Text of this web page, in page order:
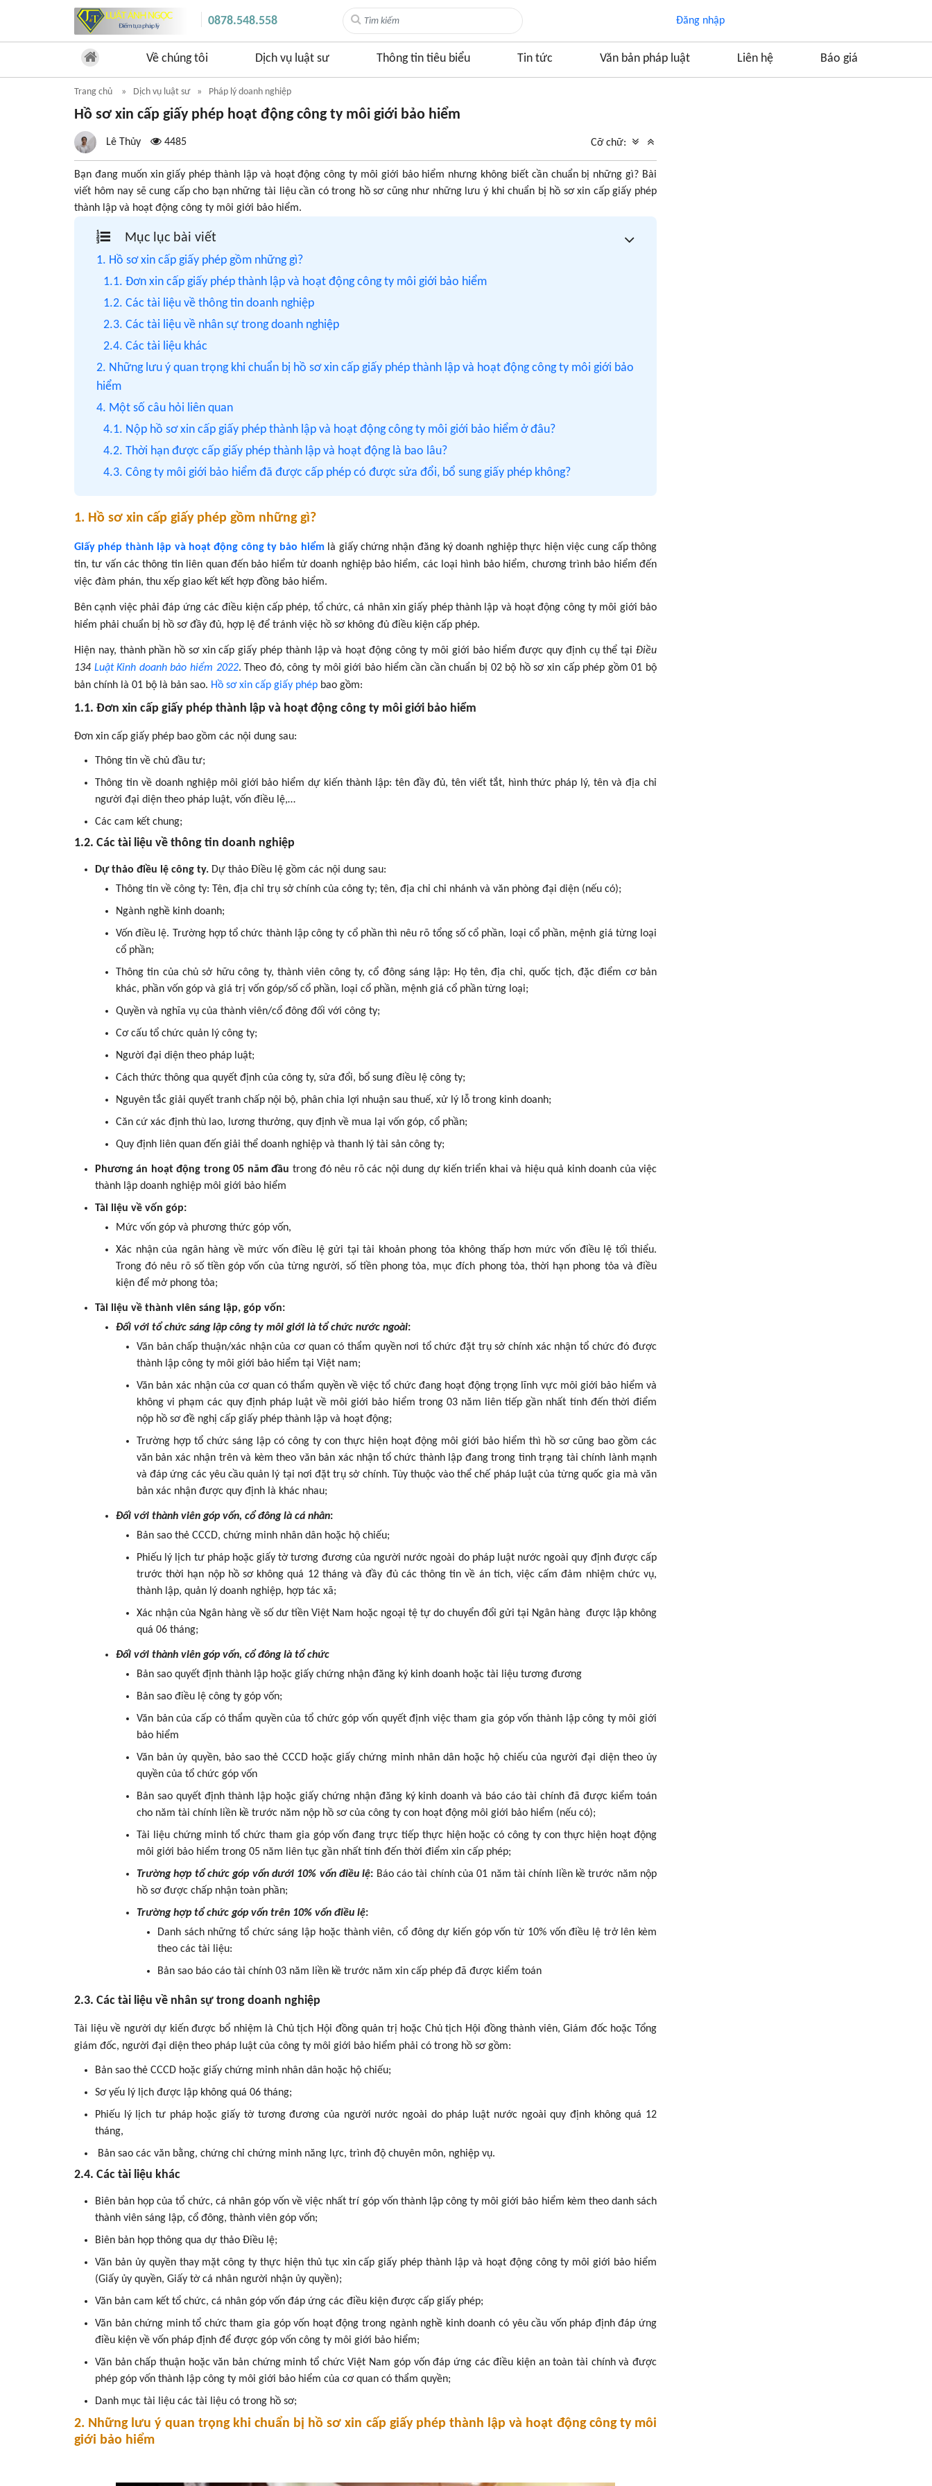
0878.548.558 Đăng nhập
Về chúng tôi Dịch vụ luật sư Thông tin tiêu biểu Tin tức Văn bản pháp luật Liên hệ Báo giá
Trang chủ Dịch vụ luật sư Pháp lý doanh nghiệp
Hồ sơ xin cấp giấy phép hoạt động công ty môi giới bảo hiểm
Lê Thủy 4485 Cỡ chữ:
Bạn đang muốn xin giấy phép thành lập và hoạt động công ty môi giới bảo hiểm nhưng không biết cần chuẩn bị những gì? Bài
viết hôm nay sẽ cung cấp cho bạn những tài liệu cần có trong hồ sơ cũng như những lưu ý khi chuẩn bị hồ sơ xin cấp giấy phép
thành lập và hoạt động công ty môi giới bảo hiểm.
Mục lục bài viết
1. Hồ sơ xin cấp giấy phép gồm những gì?
1.1. Đơn xin cấp giấy phép thành lập và hoạt động công ty môi giới bảo hiểm
1.2. Các tài liệu về thông tin doanh nghiệp
2.3. Các tài liệu về nhân sự trong doanh nghiệp
2.4. Các tài liệu khác
2. Những lưu ý quan trọng khi chuẩn bị hồ sơ xin cấp giấy phép thành lập và hoạt động công ty môi giới bảo
hiểm
4. Một số câu hỏi liên quan
4.1. Nộp hồ sơ xin cấp giấy phép thành lập và hoạt động công ty môi giới bảo hiểm ở đâu?
4.2. Thời hạn được cấp giấy phép thành lập và hoạt động là bao lâu?
4.3. Công ty môi giới bảo hiểm đã được cấp phép có được sửa đổi, bổ sung giấy phép không?
1. Hồ sơ xin cấp giấy phép gồm những gì?
Giấy phép thành lập và hoạt động công ty bảo hiểmlà giấy chứng nhận đăng ký doanh nghiệp thực hiện việc cung cấp thông
tin, tư vấn các thông tin liên quan đến bảo hiểm từ doanh nghiệp bảo hiểm, các loại hình bảo hiểm, chương trình bảo hiểm đến
việc đàm phán, thu xếp giao kết kết hợp đồng bảo hiểm.
Bên cạnh việc phải đáp ứng các điều kiện cấp phép, tổ chức, cá nhân xin giấy phép thành lập và hoạt động công ty môi giới bảo
hiểm phải chuẩn bị hồ sơ đầy đủ, hợp lệ để tránh việc hồ sơ không đủ điều kiện cấp phép.
Hiện nay, thành phần hồ sơ xin cấp giấy phép thành lập và hoạt động công ty môi giới bảo hiểm được quy định cụ thể tại Điều
134 Luật Kinh doanh bảo hiểm 2022. Theo đó, công ty môi giới bảo hiểm cần cần chuẩn bị 02 bộ hồ sơ xin cấp phép gồm 01 bộ
bản chính là 01 bộ là bản sao. Hồ sơ xin cấp giấy phép bao gồm:
1.1. Đơn xin cấp giấy phép thành lập và hoạt động công ty môi giới bảo hiểm
Đơn xin cấp giấy phép bao gồm các nội dung sau:
Thông tin về chủ đầu tư;
Thông tin về doanh nghiệp môi giới bảo hiểm dự kiến thành lập: tên đầy đủ, tên viết tắt, hình thức pháp lý, tên và địa chỉ
người đại diện theo pháp luật, vốn điều lệ,…
Các cam kết chung;
1.2. Các tài liệu về thông tin doanh nghiệp
Dự thảo điều lệ công ty. Dự thảo Điều lệ gồm các nội dung sau:
Thông tin về công ty: Tên, địa chỉ trụ sở chính của công ty; tên, địa chỉ chi nhánh và văn phòng đại diện (nếu có);
Ngành nghề kinh doanh;
Vốn điều lệ. Trường hợp tổ chức thành lập công ty cổ phần thì nêu rõ tổng số cổ phần, loại cổ phần, mệnh giá từng loại
cổ phần;
Thông tin của chủ sở hữu công ty, thành viên công ty, cổ đông sáng lập: Họ tên, địa chỉ, quốc tịch, đặc điểm cơ bản
khác, phần vốn góp và giá trị vốn góp/số cổ phần, loại cổ phần, mệnh giá cổ phần từng loại;
Quyền và nghĩa vụ của thành viên/cổ đông đối với công ty;
Cơ cấu tổ chức quản lý công ty;
Người đại diện theo pháp luật;
Cách thức thông qua quyết định của công ty, sửa đổi, bổ sung điều lệ công ty;
Nguyên tắc giải quyết tranh chấp nội bộ, phân chia lợi nhuận sau thuế, xử lý lỗ trong kinh doanh;
Căn cứ xác định thù lao, lương thưởng, quy định về mua lại vốn góp, cổ phần;
Quy định liên quan đến giải thể doanh nghiệp và thanh lý tài sản công ty;
Phương án hoạt động trong 05 năm đầu trong đó nêu rõ các nội dung dự kiến triển khai và hiệu quả kinh doanh của việc
thành lập doanh nghiệp môi giới bảo hiểm
Tài liệu về vốn góp:
Mức vốn góp và phương thức góp vốn,
Xác nhận của ngân hàng về mức vốn điều lệ gửi tại tài khoản phong tỏa không thấp hơn mức vốn điều lệ tối thiểu.
Trong đó nêu rõ số tiền góp vốn của từng người, số tiền phong tỏa, mục đích phong tỏa, thời hạn phong tỏa và điều
kiện để mở phong tỏa;
Tài liệu về thành viên sáng lập, góp vốn:
Đối với tổ chức sáng lập công ty môi giới là tổ chức nước ngoài:
Văn bản chấp thuận/xác nhận của cơ quan có thẩm quyền nơi tổ chức đặt trụ sở chính xác nhận tổ chức đó được
thành lập công ty môi giới bảo hiểm tại Việt nam;
Văn bản xác nhận của cơ quan có thẩm quyền về việc tổ chức đang hoạt động trọng lĩnh vực môi giới bảo hiểm và
không vi phạm các quy định pháp luật về môi giới bảo hiểm trong 03 năm liên tiếp gần nhất tính đến thời điểm
nộp hồ sơ đề nghị cấp giấy phép thành lập và hoạt động;
Trường hợp tổ chức sáng lập có công ty con thực hiện hoạt động môi giới bảo hiểm thì hồ sơ cũng bao gồm các
văn bản xác nhận trên và kèm theo văn bản xác nhận tổ chức thành lập đang trong tình trạng tài chính lành mạnh
và đáp ứng các yêu cầu quản lý tại nơi đặt trụ sở chính. Tùy thuộc vào thể chế pháp luật của từng quốc gia mà văn
bản xác nhận được quy định là khác nhau;
Đối với thành viên góp vốn, cổ đông là cá nhân:
Bản sao thẻ CCCD, chứng minh nhân dân hoặc hộ chiếu;
Phiếu lý lịch tư pháp hoặc giấy tờ tương đương của người nước ngoài do pháp luật nước ngoài quy định được cấp
trước thời hạn nộp hồ sơ không quá 12 tháng và đầy đủ các thông tin về án tích, việc cấm đảm nhiệm chức vụ,
thành lập, quản lý doanh nghiệp, hợp tác xã;
Xác nhận của Ngân hàng về số dư tiền Việt Nam hoặc ngoại tệ tự do chuyển đổi gửi tại Ngân hàng được lập không
quá 06 tháng;
Đối với thành viên góp vốn, cổ đông là tổ chức
Bản sao quyết định thành lập hoặc giấy chứng nhận đăng ký kinh doanh hoặc tài liệu tương đương
Bản sao điều lệ công ty góp vốn;
Văn bản của cấp có thẩm quyền của tổ chức góp vốn quyết định việc tham gia góp vốn thành lập công ty môi giới
bảo hiểm
Văn bản ủy quyền, bảo sao thẻ CCCD hoặc giấy chứng minh nhân dân hoặc hộ chiếu của người đại diện theo ủy
quyền của tổ chức góp vốn
Bản sao quyết định thành lập hoặc giấy chứng nhận đăng ký kinh doanh và báo cáo tài chính đã được kiểm toán
cho năm tài chính liền kề trước năm nộp hồ sơ của công ty con hoạt động môi giới bảo hiểm (nếu có);
Tài liệu chứng minh tổ chức tham gia góp vốn đang trực tiếp thực hiện hoặc có công ty con thực hiện hoạt động
môi giới bảo hiểm trong 05 năm liên tục gần nhất tính đến thời điểm xin cấp phép;
Trường hợp tổ chức góp vốn dưới 10% vốn điều lệ: Báo cáo tài chính của 01 năm tài chính liền kề trước năm nộp
hồ sơ được chấp nhận toàn phần;
Trường hợp tổ chức góp vốn trên 10% vốn điều lệ:
Danh sách những tổ chức sáng lập hoặc thành viên, cổ đông dự kiến góp vốn từ 10% vốn điều lệ trở lên kèm
theo các tài liệu:
Bản sao báo cáo tài chính 03 năm liền kề trước năm xin cấp phép đã được kiểm toán
2.3. Các tài liệu về nhân sự trong doanh nghiệp
Tài liệu về người dự kiến được bổ nhiệm là Chủ tịch Hội đồng quản trị hoặc Chủ tịch Hội đồng thành viên, Giám đốc hoặc Tổng
giám đốc, người đại diện theo pháp luật của công ty môi giới bảo hiểm phải có trong hồ sơ gồm:
Bản sao thẻ CCCD hoặc giấy chứng minh nhân dân hoặc hộ chiếu;
Sơ yếu lý lịch được lập không quá 06 tháng;
Phiếu lý lịch tư pháp hoặc giấy tờ tương đương của người nước ngoài do pháp luật nước ngoài quy định không quá 12
tháng,
Bản sao các văn bằng, chứng chỉ chứng minh năng lực, trình độ chuyên môn, nghiệp vụ.
2.4. Các tài liệu khác
Biên bản họp của tổ chức, cá nhân góp vốn về việc nhất trí góp vốn thành lập công ty môi giới bảo hiểm kèm theo danh sách
thành viên sáng lập, cổ đông, thành viên góp vốn;
Biên bản họp thông qua dự thảo Điều lệ;
Văn bản ủy quyền thay mặt công ty thực hiện thủ tục xin cấp giấy phép thành lập và hoạt động công ty môi giới bảo hiểm
(Giấy ủy quyền, Giấy tờ cá nhân người nhận ủy quyền);
Văn bản cam kết tổ chức, cá nhân góp vốn đáp ứng các điều kiện được cấp giấy phép;
Văn bản chứng minh tổ chức tham gia góp vốn hoạt động trong ngành nghề kinh doanh có yêu cầu vốn pháp định đáp ứng
điều kiện về vốn pháp định để được góp vốn công ty môi giới bảo hiểm;
Văn bản chấp thuận hoặc văn bản chứng minh tổ chức Việt Nam góp vốn đáp ứng các điều kiện an toàn tài chính và được
phép góp vốn thành lập công ty môi giới bảo hiểm của cơ quan có thẩm quyền;
Danh mục tài liệu các tài liệu có trong hồ sơ;
2. Những lưu ý quan trọng khi chuẩn bị hồ sơ xin cấp giấy phép thành lập và hoạt động công ty môi
giới bảo hiểm